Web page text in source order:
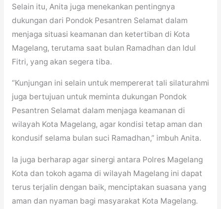
Selain itu, Anita juga menekankan pentingnya
dukungan dari Pondok Pesantren Selamat dalam
menjaga situasi keamanan dan ketertiban di Kota
Magelang, terutama saat bulan Ramadhan dan Idul
Fitri, yang akan segera tiba.
“Kunjungan ini selain untuk mempererat tali silaturahmi
juga bertujuan untuk meminta dukungan Pondok
Pesantren Selamat dalam menjaga keamanan di
wilayah Kota Magelang, agar kondisi tetap aman dan
kondusif selama bulan suci Ramadhan,” imbuh Anita.
Ia juga berharap agar sinergi antara Polres Magelang
Kota dan tokoh agama di wilayah Magelang ini dapat
terus terjalin dengan baik, menciptakan suasana yang
aman dan nyaman bagi masyarakat Kota Magelang.